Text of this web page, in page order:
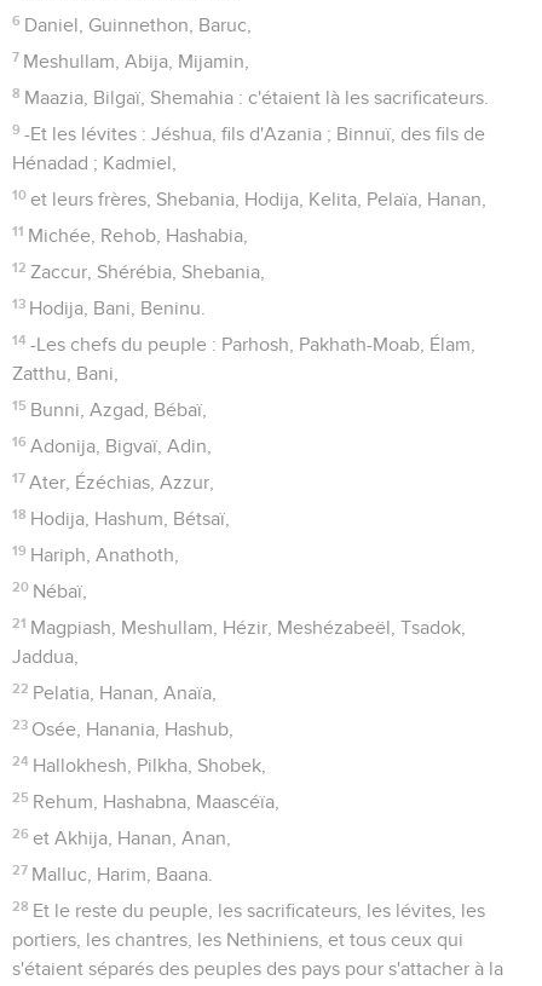
6 Daniel, Guinnethon, Baruc,
7 Meshullam, Abija, Mijamin,
8 Maazia, Bilgaï, Shemahia : c'étaient là les sacrificateurs.
9 -Et les lévites : Jéshua, fils d'Azania ; Binnuï, des fils de
Hénadad ; Kadmiel,
10 et leurs frères, Shebania, Hodija, Kelita, Pelaïa, Hanan,
11 Michée, Rehob, Hashabia,
12 Zaccur, Shérébia, Shebania,
13 Hodija, Bani, Beninu.
14 -Les chefs du peuple : Parhosh, Pakhath-Moab, Élam,
Zatthu, Bani,
15 Bunni, Azgad, Bébaï,
16 Adonija, Bigvaï, Adin,
17 Ater, Ézéchias, Azzur,
18 Hodija, Hashum, Bétsaï,
19 Hariph, Anathoth,
20 Nébaï,
21 Magpiash, Meshullam, Hézir, Meshézabeël, Tsadok,
Jaddua,
22 Pelatia, Hanan, Anaïa,
23 Osée, Hanania, Hashub,
24 Hallokhesh, Pilkha, Shobek,
25 Rehum, Hashabna, Maascéïa,
26 et Akhija, Hanan, Anan,
27 Malluc, Harim, Baana.
28 Et le reste du peuple, les sacrificateurs, les lévites, les
portiers, les chantres, les Nethiniens, et tous ceux qui
s'étaient séparés des peuples des pays pour s'attacher à la